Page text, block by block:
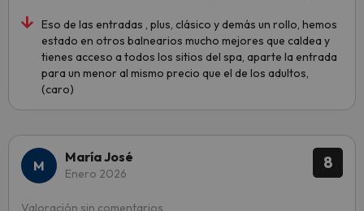
Eso de las entradas , plus, clásico y demás un rollo, hemos
estado en otros balnearios mucho mejores que caldea y
tienes acceso a todos los sitios del spa, aparte la entrada
para un menor al mismo precio que el de los adultos,
(caro)
8
María José
Enero 2026
Valoración sin comentarios